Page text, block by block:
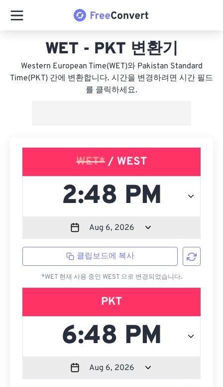
WET - PKT 변환기
Western European Time(WET)와 Pakistan Standard
Time(PKT) 간에 변환합니다. 시간을 변경하려면 시간 필드
를 클릭하세요.
WET* / WEST
클립보드에 복사
*WET 현재 사용 중인 WEST 으로 변경되었습니다.
PKT